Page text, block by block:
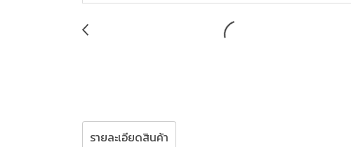
รายละเอียดสินค้า